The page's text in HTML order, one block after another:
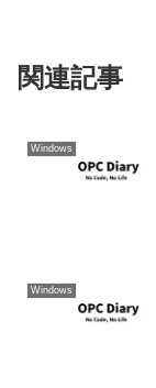
関連記事
Windows
Windows